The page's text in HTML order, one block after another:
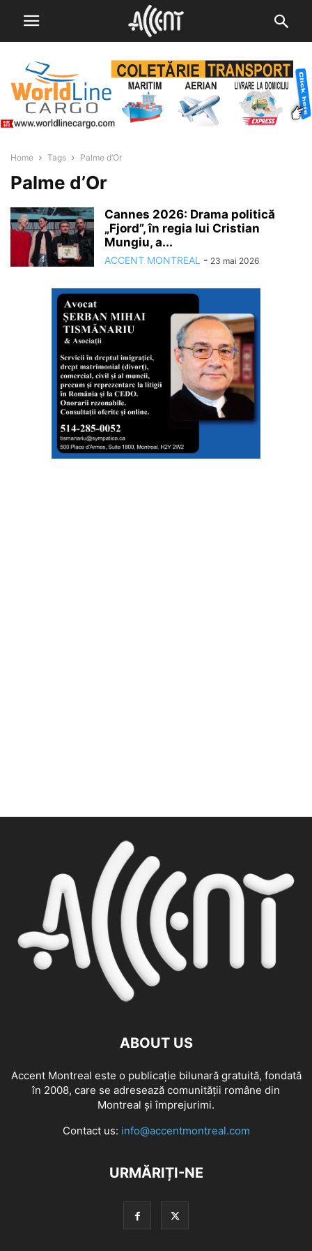
Home Tags Palme d’Or
Palme d’Or
Cannes 2026: Drama politică
„Fjord”, în regia lui Cristian
Mungiu, a...
ACCENT MONTREAL - 23 mai 2026
ABOUT US
Accent Montreal este o publicație bilunară gratuită, fondată
în 2008, care se adresează comunităţii române din
Montreal şi împrejurimi.
Contact us: info@accentmontreal.com
URMĂRIȚI-NE